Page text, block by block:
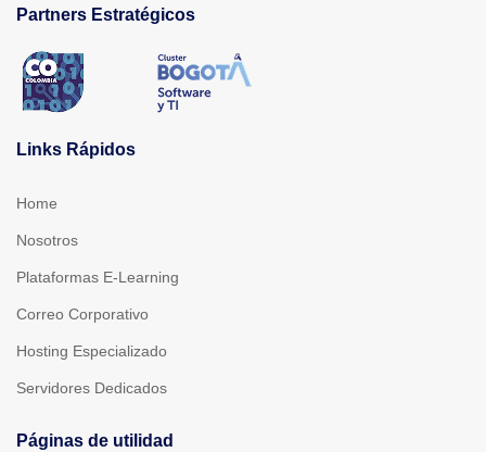
Partners Estratégicos
Links Rápidos
Home
Nosotros
Plataformas E-Learning
Correo Corporativo
Hosting Especializado
Servidores Dedicados
Páginas de utilidad